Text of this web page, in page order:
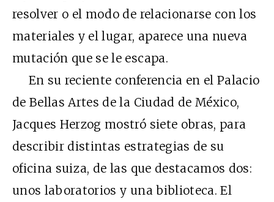
resolver o el modo de relacionarse con los
materiales y el lugar, aparece una nueva
mutación que se le escapa.
En su reciente conferencia en el Palacio
de Bellas Artes de la Ciudad de México,
Jacques Herzog mostró siete obras, para
describir distintas estrategias de su
oficina suiza, de las que destacamos dos:
unos laboratorios y una biblioteca. El